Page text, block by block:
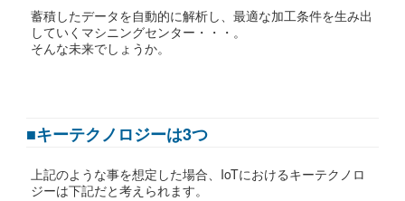
蓄積したデータを自動的に解析し、最適な加工条件を生み出
していくマシニングセンター・・・。
そんな未来でしょうか。
■キーテクノロジーは3つ
上記のような事を想定した場合、IoTにおけるキーテクノロ
ジーは下記だと考えられます。